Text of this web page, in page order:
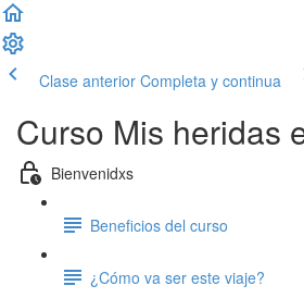
Clase anterior Completa y continua
Curso Mis heridas
Bienvenidxs
Beneficios del curso
¿Cómo va ser este viaje?